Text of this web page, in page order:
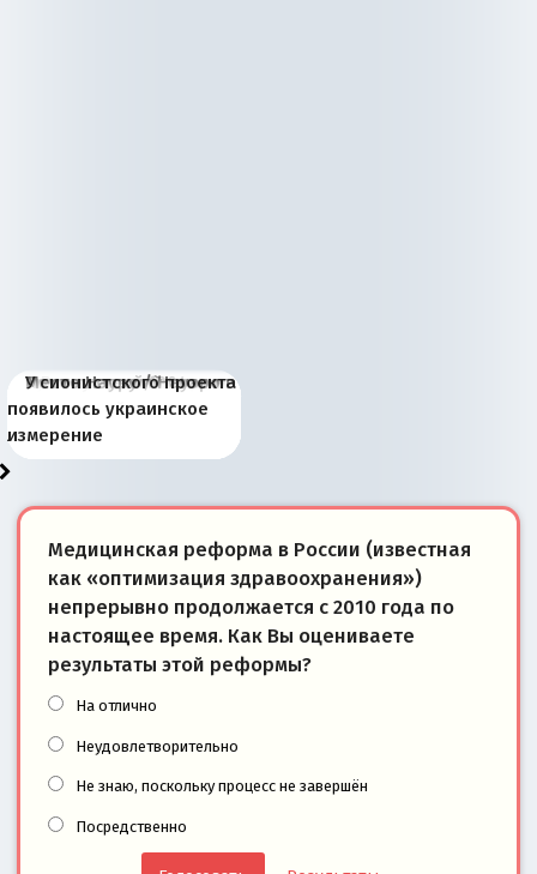
Киевская марионетка
Запада рассказала о
«переобувании» хозяев
В России назрели
перемены: 15 шагов к
суверенной экономике
Миграционный пожар
Европы
Россия начинает
сбрасывать балласт
Анкориджа
Россия зимой 1904
года: первые уступки во
внутренней политике
Русская нация вчера и
сегодня
Почему правый крах в
Варшаве не поможет её
отношениям с Россией?
Место Науру / Науэро в
современной истории
Южной Осетии
У сионистского проекта
появилось украинское
измерение
Медицинская реформа в России (известная
как «оптимизация здравоохранения»)
непрерывно продолжается с 2010 года по
настоящее время. Как Вы оцениваете
результаты этой реформы?
На отлично
Неудовлетворительно
Не знаю, поскольку процесс не завершён
Посредственно